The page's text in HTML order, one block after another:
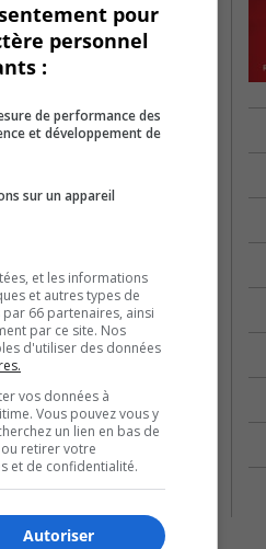
pour
personnel
:
de performance des
et développement de
sur un appareil
et les informations
et autres types de
66 partenaires, ainsi
par ce site. Nos
d'utiliser des données
vos données à
Vous pouvez vous y
un lien en bas de
retirer votre
et de confidentialité.
Autoriser